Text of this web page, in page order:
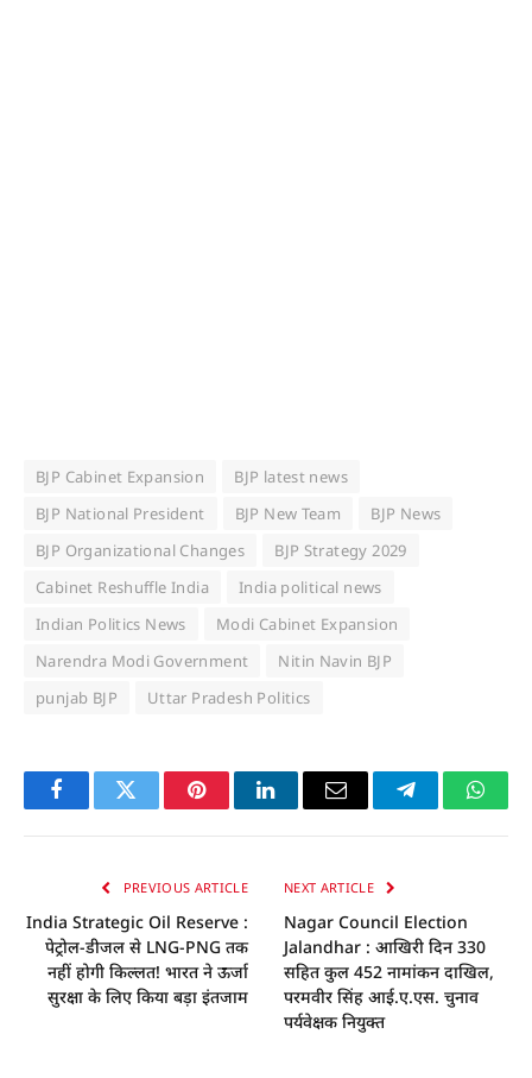
BJP Cabinet Expansion
BJP latest news
BJP National President
BJP New Team
BJP News
BJP Organizational Changes
BJP Strategy 2029
Cabinet Reshuffle India
India political news
Indian Politics News
Modi Cabinet Expansion
Narendra Modi Government
Nitin Navin BJP
punjab BJP
Uttar Pradesh Politics
FacebookTwitter PinterestLinkedInEmail Telegram
PREVIOUS ARTICLE
India Strategic Oil Reserve :
पेट्रोल-डीजल से LNG-PNG तक
नहीं होगी किल्लत! भारत ने ऊर्जा
सुरक्षा के लिए किया बड़ा इंतजाम
NEXT ARTICLE
Nagar Council Election
Jalandhar : आखिरी दिन 330
सहित कुल 452 नामांकन दाखिल,
परमवीर सिंह आई.ए.एस. चुनाव
पर्यवेक्षक नियुक्त